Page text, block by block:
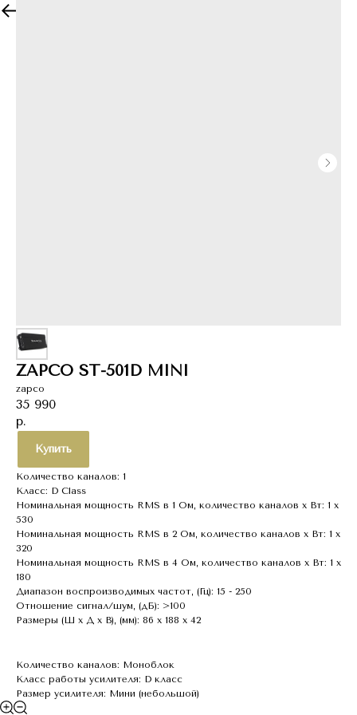
Вернуться к товарам
ZAPCO ST-501D MINI
zapco
35 990
р.
Купить
Количество каналов: 1
Класс: D Class
Номинальная мощность RMS в 1 Ом, количество каналов х Вт: 1 х
530
Номинальная мощность RMS в 2 Ом, количество каналов х Вт: 1 х
320
Номинальная мощность RMS в 4 Ом, количество каналов х Вт: 1 х
180
Диапазон воспроизводимых частот, (Гц): 15 - 250
Отношение сигнал/шум, (дБ): >100
Размеры (Ш x Д x В), (мм): 86 х 188 х 42
Количество каналов: Моноблок
Класс работы усилителя: D класс
Размер усилителя: Мини (небольшой)